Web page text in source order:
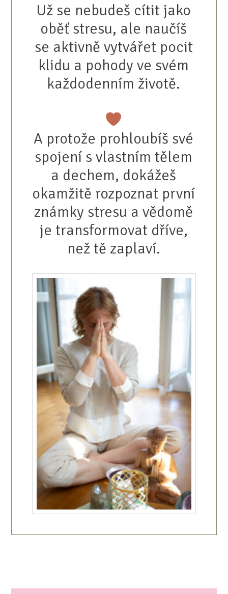
Už se nebudeš cítit jako
oběť stresu, ale naučíš
se aktivně vytvářet pocit
klidu a pohody ve svém
každodenním životě.
A protože prohloubíš své
spojení s vlastním tělem
a dechem, dokážeš
okamžitě rozpoznat první
známky stresu a vědomě
je transformovat dříve,
než tě zaplaví.